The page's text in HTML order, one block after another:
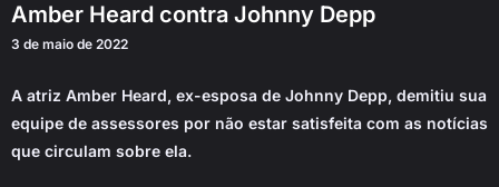
Amber Heard contra Johnny Depp
3 de maio de 2022
A atriz Amber Heard, ex-esposa de Johnny Depp, demitiu sua
equipe de assessores por não estar satisfeita com as notícias
que circulam sobre ela.